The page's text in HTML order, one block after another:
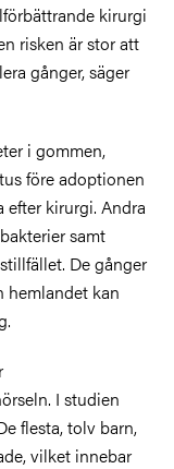
kirurgi
risken är stor att
gånger, säger
i gommen,
före adoptionen
efter kirurgi. Andra
samt
De gånger
hemlandet kan
I studien
flesta, tolv barn,
vilket innebar